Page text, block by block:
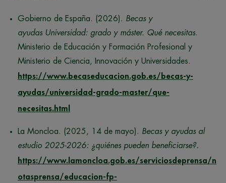
Gobierno de España. (2026). Becas y
ayudas Universidad: grado y máster. Qué necesitas.
Ministerio de Educación y Formación Profesional y
Ministerio de Ciencia, Innovación y Universidades.
https://www.becaseducacion.gob.es/becas-y-
ayudas/universidad-grado-master/que-
necesitas.html
La Moncloa. (2025, 14 de mayo). Becas y ayudas al
estudio 2025-2026: ¿quiénes pueden beneficiarse?.
https://www.lamoncloa.gob.es/serviciosdeprensa/n
otasprensa/educacion-fp-